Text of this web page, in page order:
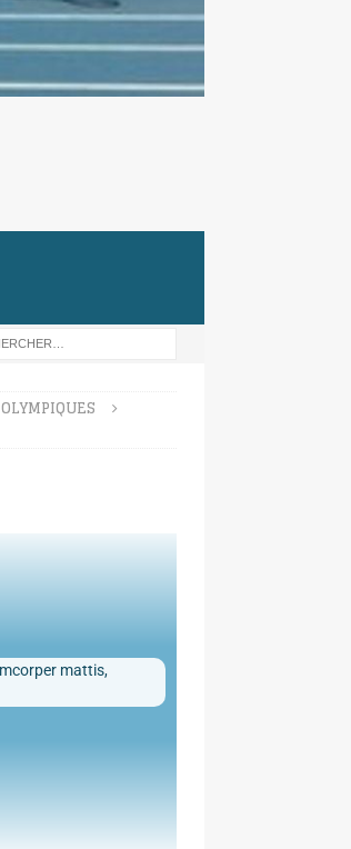
mattis,